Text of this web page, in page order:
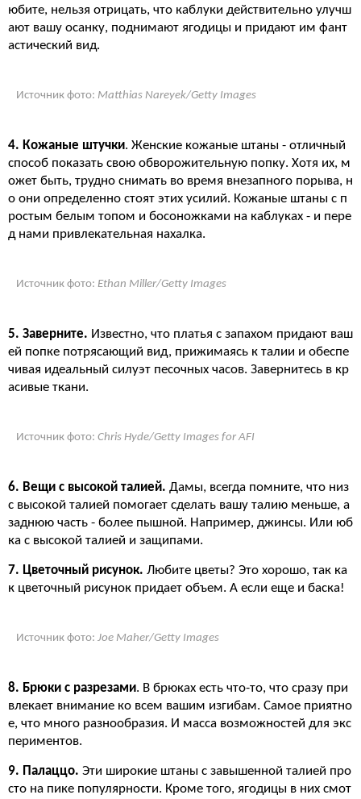
юбите, нельзя отрицать, что каблуки действительно улучш
ают вашу осанку, поднимают ягодицы и придают им фант
астический вид.
Источник фото: Matthias Nareyek/Getty Images
4. Кожаные штучки. Женские кожаные штаны - отличный
способ показать свою обворожительную попку. Хотя их, м
ожет быть, трудно снимать во время внезапного порыва, н
о они определенно стоят этих усилий. Кожаные штаны с п
ростым белым топом и босоножками на каблуках - и пере
д нами привлекательная нахалка.
Источник фото: Ethan Miller/Getty Images
5. Заверните. Известно, что платья с запахом придают ваш
ей попке потрясающий вид, прижимаясь к талии и обеспе
чивая идеальный силуэт песочных часов. Завернитесь в кр
асивые ткани.
Источник фото: Chris Hyde/Getty Images for AFI
6. Вещи с высокой талией. Дамы, всегда помните, что низ
с высокой талией помогает сделать вашу талию меньше, а
заднюю часть - более пышной. Например, джинсы. Или юб
ка с высокой талией и защипами.
7. Цветочный рисунок. Любите цветы? Это хорошо, так ка
к цветочный рисунок придает объем. А если еще и баска!
Источник фото: Joe Maher/Getty Images
8. Брюки с разрезами. В брюках есть что-то, что сразу при
влекает внимание ко всем вашим изгибам. Самое приятно
е, что много разнообразия. И масса возможностей для экс
периментов.
9. Палаццо. Эти широкие штаны с завышенной талией про
сто на пике популярности. Кроме того, ягодицы в них смот